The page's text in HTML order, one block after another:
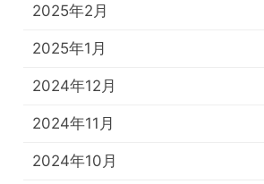
2025年2月
2025年1月
2024年12月
2024年11月
2024年10月